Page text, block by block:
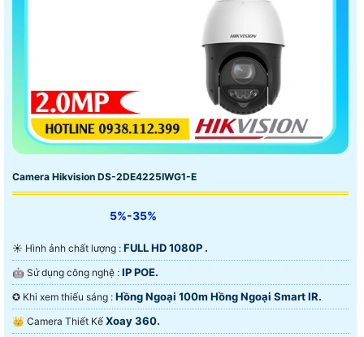
Camera Hikvision DS-2DE4225IWG1-E
5%-35%
☀️ Hình ảnh chất lượng : FULL HD 1080P .
🤖️ Sử dụng công nghệ : IP POE.
✪ Khi xem thiếu sáng : Hồng Ngoại 100m Hồng Ngoại Smart IR.
👑 Camera Thiết Kế Xoay 360.